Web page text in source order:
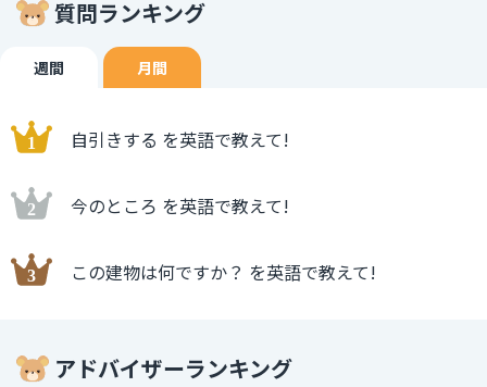
質問ランキング
週間 月間
自引きする を英語で教えて!
今のところ を英語で教えて!
この建物は何ですか？ を英語で教えて!
アドバイザーランキング